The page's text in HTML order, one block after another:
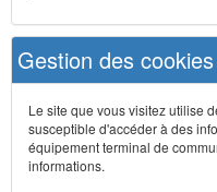
Gestion des cookies
Le site que vous visitez utilise
susceptible d'accéder à des
équipement terminal de
informations.